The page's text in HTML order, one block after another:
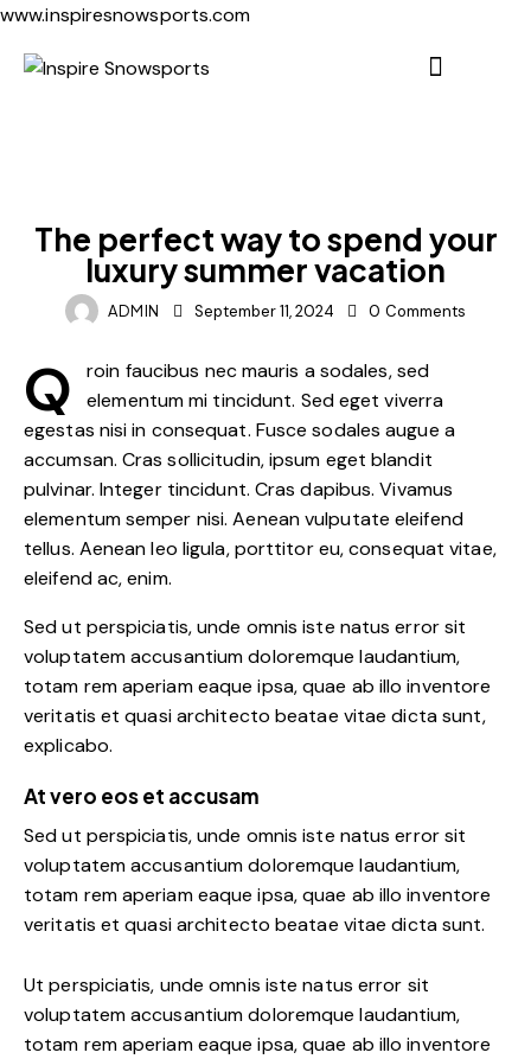
www.inspiresnowsports.com
The perfect way to spend your
luxury summer vacation
ADMIN September 11, 2024 0 Comments
Q
roin faucibus nec mauris a sodales, sed
elementum mi tincidunt. Sed eget viverra
egestas nisi in consequat. Fusce sodales augue a
accumsan. Cras sollicitudin, ipsum eget blandit
pulvinar. Integer tincidunt. Cras dapibus. Vivamus
elementum semper nisi. Aenean vulputate eleifend
tellus. Aenean leo ligula, porttitor eu, consequat vitae,
eleifend ac, enim.
Sed ut perspiciatis, unde omnis iste natus error sit
voluptatem accusantium doloremque laudantium,
totam rem aperiam eaque ipsa, quae ab illo inventore
veritatis et quasi architecto beatae vitae dicta sunt,
explicabo.
At vero eos et accusam
Sed ut perspiciatis, unde omnis iste natus error sit
voluptatem accusantium doloremque laudantium,
totam rem aperiam eaque ipsa, quae ab illo inventore
veritatis et quasi architecto beatae vitae dicta sunt.
Ut perspiciatis, unde omnis iste natus error sit
voluptatem accusantium doloremque laudantium,
totam rem aperiam eaque ipsa, quae ab illo inventore